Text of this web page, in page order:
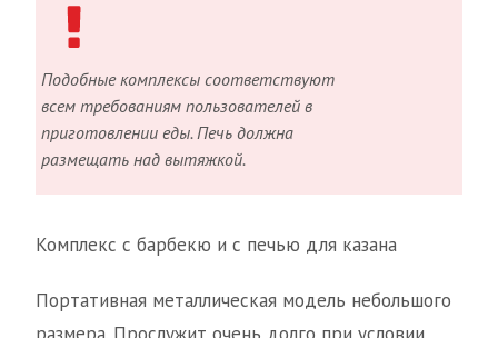
Подобные комплексы соответствуют
всем требованиям пользователей в
приготовлении еды. Печь должна
размещать над вытяжкой.
Комплекс с барбекю и с печью для казана
Портативная металлическая модель небольшого